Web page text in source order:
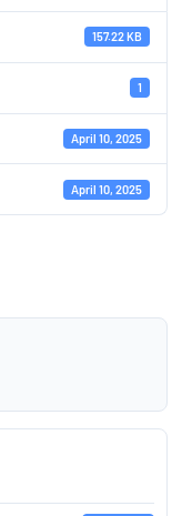
157.22 KB
1
April 10, 2025
April 10, 2025